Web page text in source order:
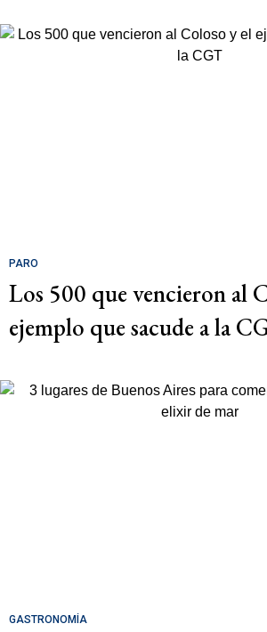
PARO
Los 500 que vencieron al
ejemplo que sacude a la
GASTRONOMÍA